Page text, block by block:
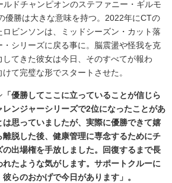
ルドチャンピオンのステファニー・ギルモ
優勝は大きな意味を持つ。2022年にCTの
ビンソンは、ミッドシーズン・カット落
シリーズに戻る事に。脳震盪や怪我を克
てきた彼女は今日、そのすべてが報わ
て完璧な形でスタートさせた。
「優勝してここに立っていることが信じら
ンジャーシリーズで2位になったことがあ
思っていましたが、実際に優勝できて嬉
離脱した後、健康管理に専念するためにチ
の出場権を手放しました。回復するまで長
たような気がします。サポートクルーに
らのおかげで今日があります」。